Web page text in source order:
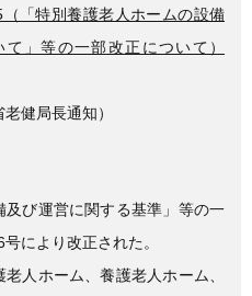
「特別養護老人ホームの設備
」等の一部改正について）
健局長通知）
及び運営に関する基準」等の一
により改正された。
人ホーム、養護老人ホーム、